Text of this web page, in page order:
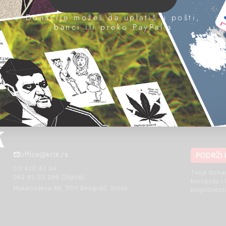
office@krik.rs
011 420 43 04
Makenzijeva 46, 11111 Beograd, Srbija
PODRŽI
korupciju i
Donacije možeš da uplatiš u pošti,
banci ili preko PayPal-a